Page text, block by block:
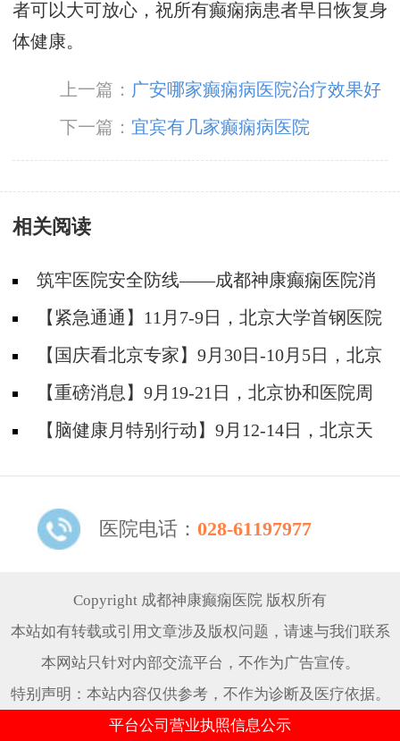
者可以大可放心，祝所有癫痫病患者早日恢复身
体健康。
上一篇： 广安哪家癫痫病医院治疗效果好
下一篇： 宜宾有几家癫痫病医院
相关阅读
筑牢医院安全防线——成都神康癫痫医院消
防安全培训纪实
【紧急通通】11月7-9日，北京大学首钢医院
神经内科胡颖教授亲临成都会诊，破解癫痫疑难
【国庆看北京专家】9月30日-10月5日，北京
天坛&首钢医院两大专家蓉城亲诊+癫痫大额救
助，速约！
【重磅消息】9月19-21日，北京协和医院周
祥琴教授成都领衔会诊，共筑全年龄段抗癫防
【脑健康月特别行动】9月12-14日，北京天
年龄段癫痫患者
医院电话： 028-61197977
Copyright 成都神康癫痫医院 版权所有
本站如有转载或引用文章涉及版权问题，请速与我们联系
本网站只针对内部交流平台，不作为广告宣传。
特别声明：本站内容仅供参考，不作为诊断及医疗依据。
平台公司营业执照信息公示